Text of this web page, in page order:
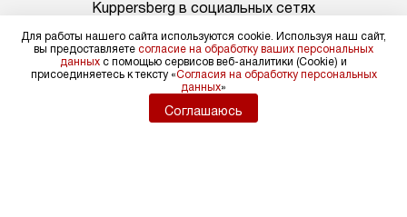
Kuppersberg в социальных сетях
Для физических лиц
shop@kuppers-russia.ru
Для юридических лиц
Для работы нашего сайта используются cookie. Используя наш сайт,
вы предоставляете согласие на обработку ваших персональных
данных с помощью сервисов веб-аналитики (Cookie) и
присоединяетесь к тексту «Согласия на обработку персональных
данных»
Соглашаюсь